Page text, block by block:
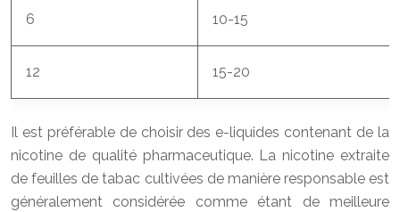
6 10-15
12 15-20
Il est préférable de choisir des e-liquides contenant de la
nicotine de qualité pharmaceutique. La nicotine extraite
de feuilles de tabac cultivées de manière responsable est
généralement considérée comme étant de meilleure